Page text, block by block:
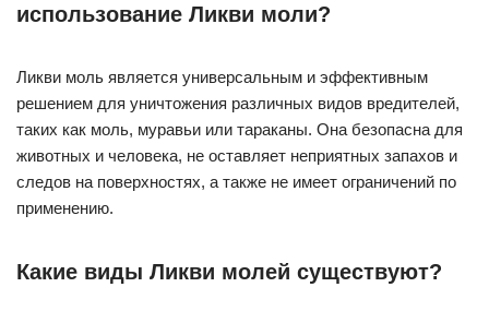
использование Ликви моли?
Ликви моль является универсальным и эффективным
решением для уничтожения различных видов вредителей,
таких как моль, муравьи или тараканы. Она безопасна для
животных и человека, не оставляет неприятных запахов и
следов на поверхностях, а также не имеет ограничений по
применению.
Какие виды Ликви молей существуют?